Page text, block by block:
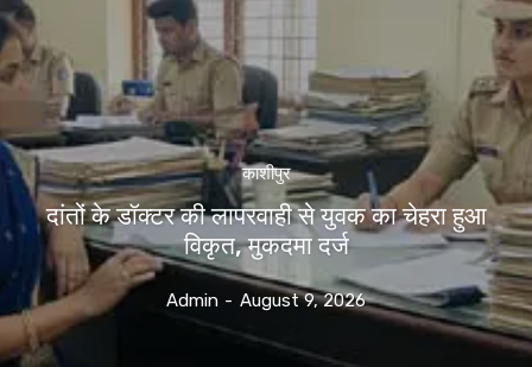
काशीपुर
दांतों के डॉक्टर की लापरवाही से युवक का चेहरा हुआ
विकृत, मुकदमा दर्ज
Admin - August 9, 2026